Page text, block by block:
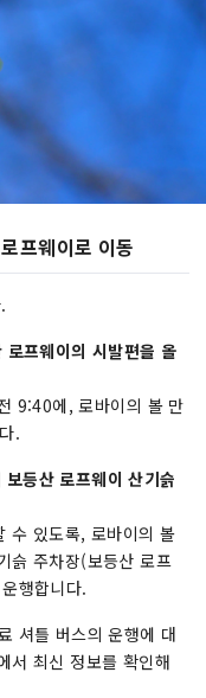
프웨이로 이동
프웨이의 시발편을 올
9:40에, 로바이의 볼 만
.
등산 로프웨이 산기슭
수 있도록, 로바이의 볼
슭 주차장(보등산 로프
행합니다.
셔틀 버스의 운행에 대
서 최신 정보를 확인해